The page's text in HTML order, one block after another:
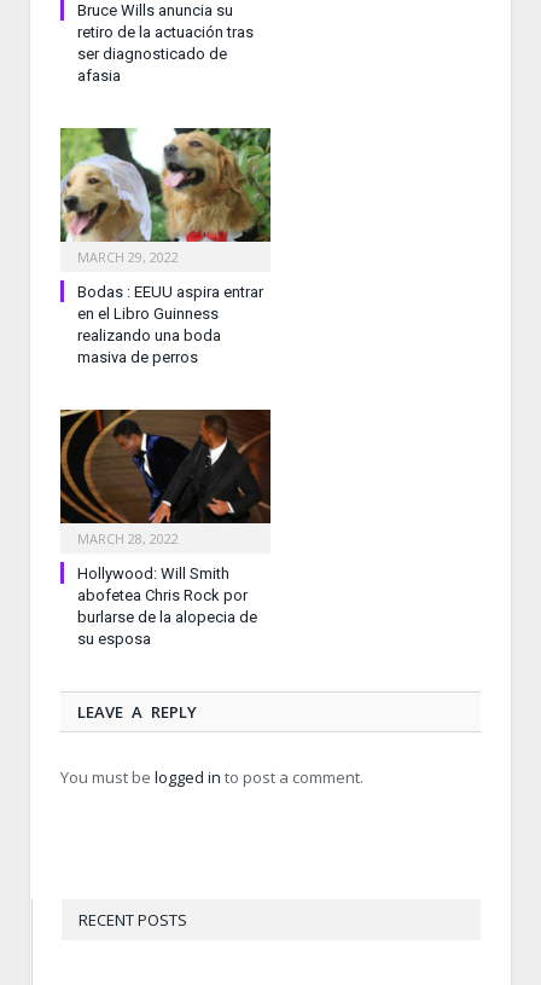
Bruce Wills anuncia su
retiro de la actuación tras
ser diagnosticado de
afasia
MARCH 29, 2022
Bodas : EEUU aspira entrar
en el Libro Guinness
realizando una boda
masiva de perros
MARCH 28, 2022
Hollywood: Will Smith
abofetea Chris Rock por
burlarse de la alopecia de
su esposa
LEAVE A REPLY
You must be logged in to post a comment.
RECENT POSTS